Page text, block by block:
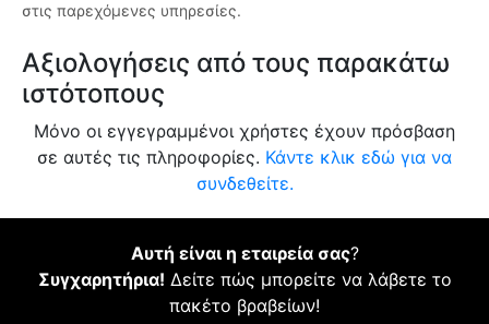
στις παρεχόμενες υπηρεσίες.
Αξιολογήσεις από τους παρακάτω
ιστότοπους
Μόνο οι εγγεγραμμένοι χρήστες έχουν πρόσβαση
σε αυτές τις πληροφορίες. Κάντε κλικ εδώ για να
συνδεθείτε.
Αυτή είναι η εταιρεία σας?
Συγχαρητήρια! Δείτε πώς μπορείτε να λάβετε το
πακέτο βραβείων!